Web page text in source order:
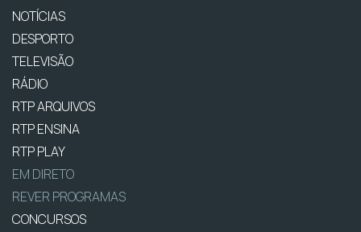
NOTÍCIAS
DESPORTO
TELEVISÃO
RÁDIO
RTP ARQUIVOS
RTP ENSINA
RTP PLAY
EM DIRETO
REVER PROGRAMAS
CONCURSOS